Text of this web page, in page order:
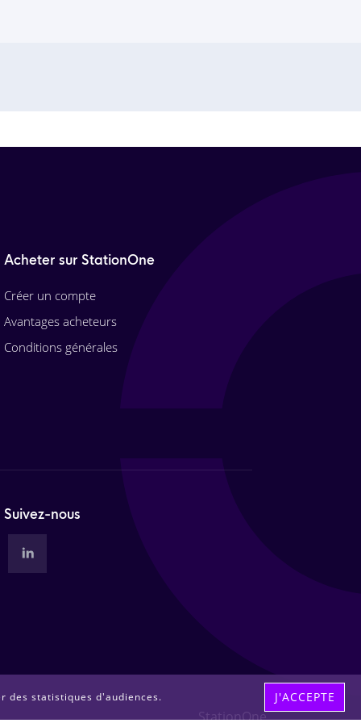
des statistiques d'audiences. J'ACCEPTE
Acheter sur StationOne
Créer un compte
Avantages acheteurs
Conditions générales
Suivez-nous
StationOne